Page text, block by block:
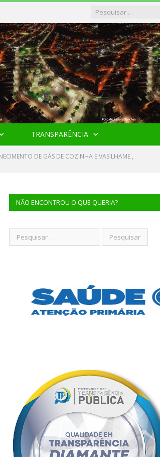
TRANSPARÊNCIA
DE GÁS DE COZINHA E VASILHAME ,
NÃO ENCONTROU O QUE QUERIA?